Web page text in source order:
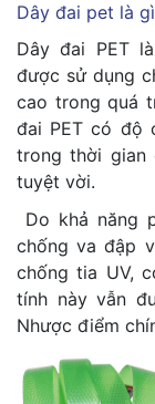
Dây đai pet là
Dây đai PET
được sử dụng
cao trong quá
đai PET có độ
trong thời gian
tuyệt vời.
Do khả năng
chống va đập
chống tia UV,
tính này vẫn
Nhược điểm